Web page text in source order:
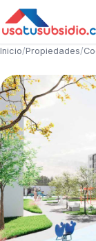
Inicio/Propiedades/